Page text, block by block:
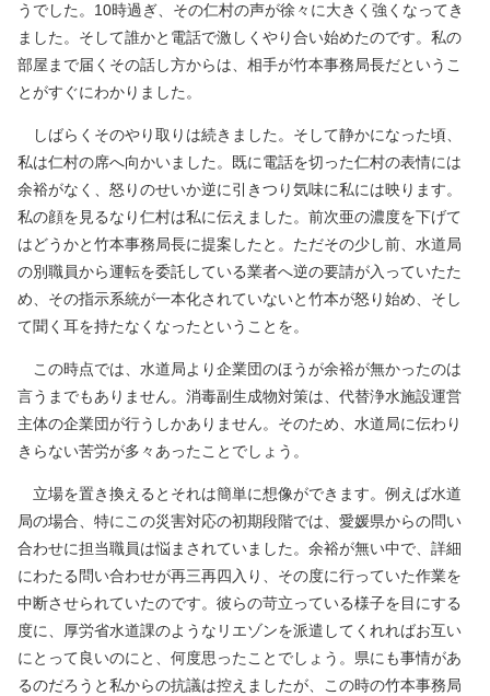
うでした。10時過ぎ、その仁村の声が徐々に大きく強くなってき
ました。そして誰かと電話で激しくやり合い始めたのです。私の
部屋まで届くその話し方からは、相手が竹本事務局長だというこ
とがすぐにわかりました。
しばらくそのやり取りは続きました。そして静かになった頃、
私は仁村の席へ向かいました。既に電話を切った仁村の表情には
余裕がなく、怒りのせいか逆に引きつり気味に私には映ります。
私の顔を見るなり仁村は私に伝えました。前次亜の濃度を下げて
はどうかと竹本事務局長に提案したと。ただその少し前、水道局
の別職員から運転を委託している業者へ逆の要請が入っていたた
め、その指示系統が一本化されていないと竹本が怒り始め、そし
て聞く耳を持たなくなったということを。
この時点では、水道局より企業団のほうが余裕が無かったのは
言うまでもありません。消毒副生成物対策は、代替浄水施設運営
主体の企業団が行うしかありません。そのため、水道局に伝わり
きらない苦労が多々あったことでしょう。
立場を置き換えるとそれは簡単に想像ができます。例えば水道
局の場合、特にこの災害対応の初期段階では、愛媛県からの問い
合わせに担当職員は悩まされていました。余裕が無い中で、詳細
にわたる問い合わせが再三再四入り、その度に行っていた作業を
中断させられていたのです。彼らの苛立っている様子を目にする
度に、厚労省水道課のようなリエゾンを派遣してくれればお互い
にとって良いのにと、何度思ったことでしょう。県にも事情があ
るのだろうと私からの抗議は控えましたが、この時の竹本事務局